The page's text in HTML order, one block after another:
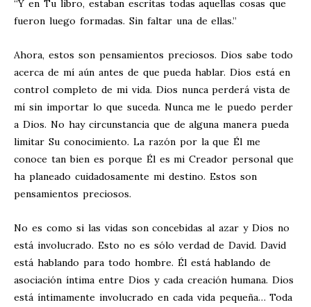
“Y en Tu libro, estaban escritas todas aquellas cosas que
fueron luego formadas. Sin faltar una de ellas.”
Ahora, estos son pensamientos preciosos. Dios sabe todo
acerca de mí aún antes de que pueda hablar. Dios está en
control completo de mi vida. Dios nunca perderá vista de
mí sin importar lo que suceda. Nunca me le puedo perder
a Dios. No hay circunstancia que de alguna manera pueda
limitar Su conocimiento. La razón por la que Él me
conoce tan bien es porque Él es mi Creador personal que
ha planeado cuidadosamente mi destino. Estos son
pensamientos preciosos.
No es como si las vidas son concebidas al azar y Dios no
está involucrado. Esto no es sólo verdad de David. David
está hablando para todo hombre. Él está hablando de
asociación íntima entre Dios y cada creación humana. Dios
está íntimamente involucrado en cada vida pequeña… Toda